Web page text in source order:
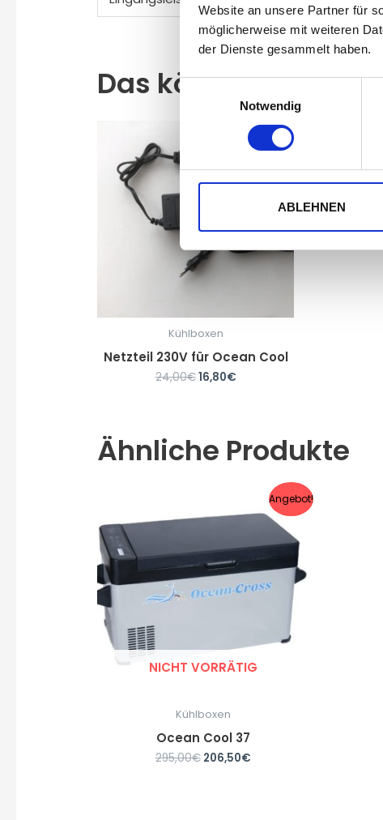
Website an unsere Partner für
möglicherweise mit weiteren
der Dienste gesammelt haben.
Einwilligungsauswahl
Notwendig
ABLEHNEN
Das könnte dir
Angebot!
Kühlboxen
Netzteil 230V für Ocean Cool
24,00€16,80€
Ähnliche Produkte
Angebot!
NICHT VORRÄTIG
Kühlboxen
Ocean Cool 37
295,00€ 206,50€